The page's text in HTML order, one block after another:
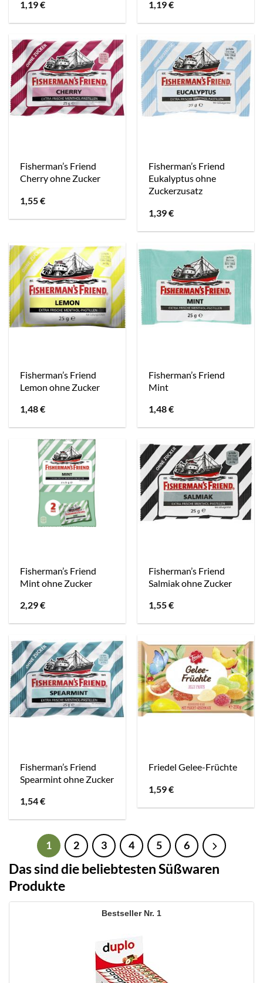
1,19€ 1,19€
Fisherman’s Friend
Cherry ohne Zucker
1,55€
Fisherman’s Friend
Eukalyptus ohne
Zuckerzusatz
1,39€
Fisherman’s Friend
Lemon ohne Zucker
1,48€
Fisherman’s Friend
Mint
1,48€
Fisherman’s Friend
Mint ohne Zucker
2,29€
Fisherman’s Friend
Salmiak ohne Zucker
1,55€
Fisherman’s Friend
Spearmint ohne Zucker
1,54€
Friedel Gelee-Früchte
1,59€
1 2 3 4 5 6
Das sind die beliebtesten Süßwaren
Produkte
1